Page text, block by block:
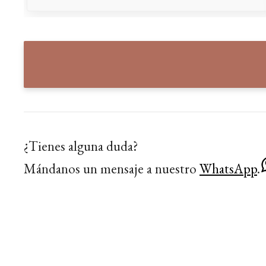
¿Tienes alguna duda?
Mándanos un mensaje a nuestroWhatsApp.